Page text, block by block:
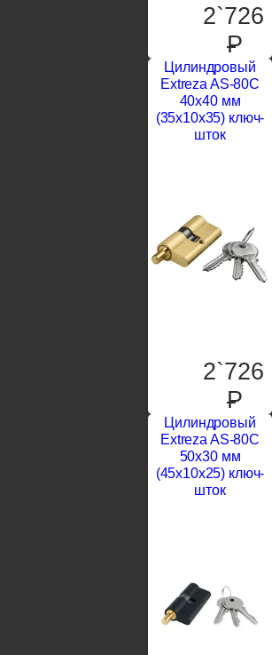
2`726
P
Цилиндровый
Extreza AS-80C
40x40 мм
(35x10x35) ключ-
шток
2`726
P
Цилиндровый
Extreza AS-80C
50x30 мм
(45x10x25) ключ-
шток